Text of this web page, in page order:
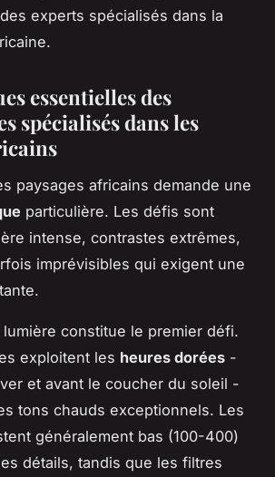
experts spécialisés dans la
essentielles des
spécialisés dans les
paysages africains demande une
particulière. Les défis sont
intense, contrastes extrêmes,
imprévisibles qui exigent une
constitue le premier défi.
exploitent les heures dorées -
et avant le coucher du soleil -
tons chauds exceptionnels. Les
généralement bas (100-400)
détails, tandis que les filtres